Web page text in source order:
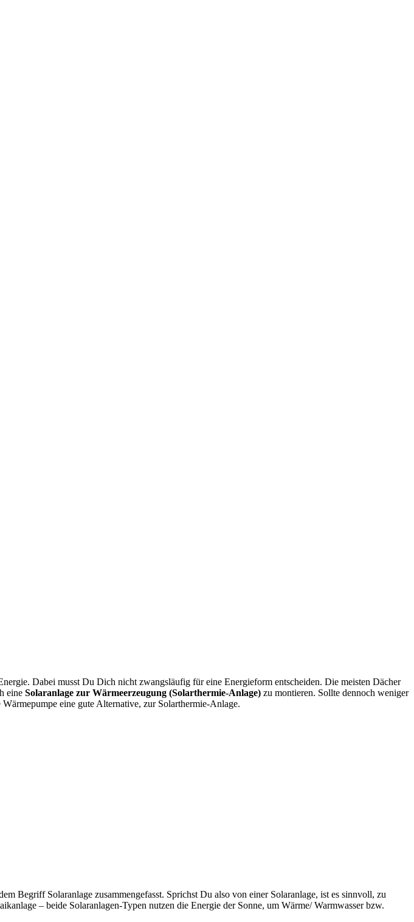
Dabei musst Du Dich nicht zwangsläufig für eine Energieform entscheiden. Die meisten Dächer
eine Solaranlage zur Wärmeerzeugung (Solarthermie-Anlage) zu montieren. Sollte dennoch weniger
eine gute Alternative, zur Solarthermie-Anlage.
Begriff Solaranlage zusammengefasst. Sprichst Du also von einer Solaranlage, ist es sinnvoll, zu
– beide Solaranlagen-Typen nutzen die Energie der Sonne, um Wärme/ Warmwasser bzw.